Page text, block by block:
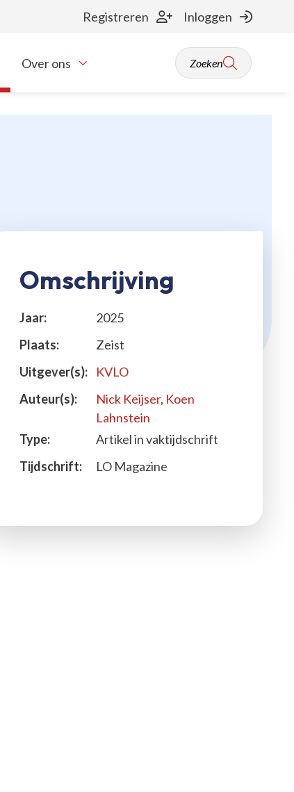
Registreren Inloggen
Over ons
Toon onderliggende navigatie items
Zoeken
Omschrijving
Jaar:
2025
Plaats:
Zeist
Uitgever(s):
KVLO
Auteur(s):
Nick Keijser, Koen
Lahnstein
Type:
Artikel in vaktijdschrift
Tijdschrift:
LO Magazine